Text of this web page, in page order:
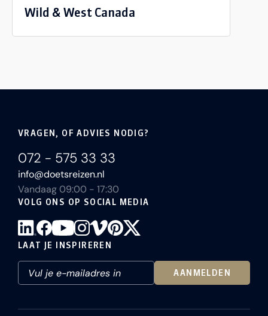
Wild & West Canada
VRAGEN, OF ADVIES NODIG?
072 - 575 33 33
info@doetsreizen.nl
Vandaag 09:00 - 17:30
VOLG ONS OP SOCIAL MEDIA
LAAT JE INSPIREREN
AANMELDEN